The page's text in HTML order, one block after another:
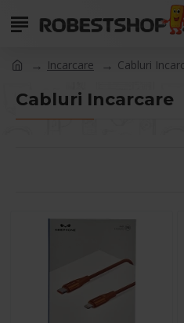
Incarcare Cabluri
Cabluri Incarcare